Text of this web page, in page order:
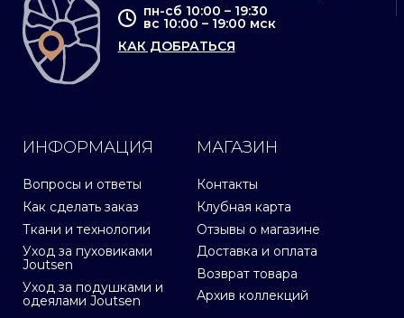
ИНФОРМАЦИЯ
Вопросы и ответы
Как сделать заказ
Ткани и технологии
Уход за пуховиками
Joutsen
Уход за подушками и
одеялами Joutsen
МАГАЗИН
Контакты
Клубная карта
Отзывы о магазине
Доставка и оплата
Возврат товара
Архив коллекций
пн-сб 10:00 – 19:30
вс 10:00 – 19:00 мск
КАК ДОБРАТЬСЯ